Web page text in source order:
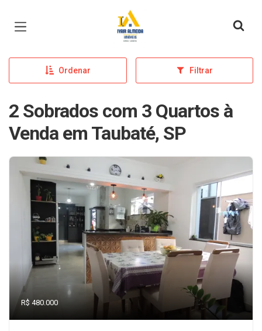
Página inicial
Ordenar Filtrar
2 Sobrados com 3 Quartos à
Venda em Taubaté, SP
R$ 480.000